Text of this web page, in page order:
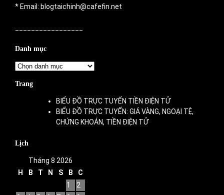
* Email: blogtaichinh@cafefin.net
Danh mục
Danh
Trang
BIỂU ĐỒ TRỰC TUYẾN TIỀN ĐIỆN TỬ
BIỂU ĐỒ TRỰC TUYẾN: GIÁ VÀNG, NGOẠI TỆ,
CHỨNG KHOÁN, TIỀN ĐIỆN TỬ
Lịch
Tháng 8 2026
H
B T N S B
C
1
2